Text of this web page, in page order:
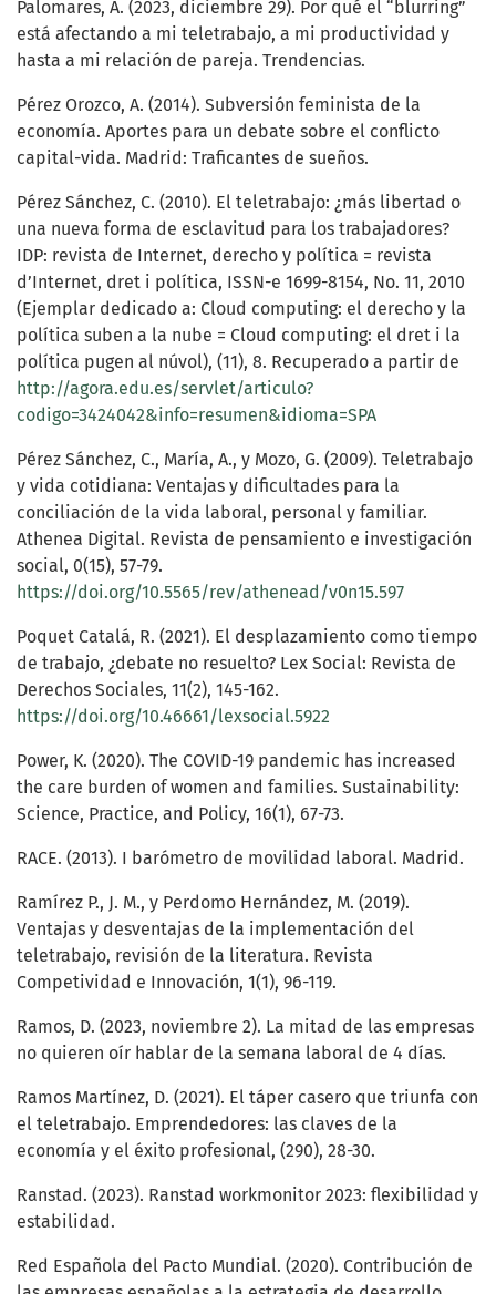
Palomares, A. (2023, diciembre 29). Por qué el “blurring”
está afectando a mi teletrabajo, a mi productividad y
hasta a mi relación de pareja. Trendencias.
Pérez Orozco, A. (2014). Subversión feminista de la
economía. Aportes para un debate sobre el conflicto
capital-vida. Madrid: Traficantes de sueños.
Pérez Sánchez, C. (2010). El teletrabajo: ¿más libertad o
una nueva forma de esclavitud para los trabajadores?
IDP: revista de Internet, derecho y política = revista
d’Internet, dret i política, ISSN-e 1699-8154, No. 11, 2010
(Ejemplar dedicado a: Cloud computing: el derecho y la
política suben a la nube = Cloud computing: el dret i la
política pugen al núvol), (11), 8. Recuperado a partir de
http://agora.edu.es/servlet/articulo?
codigo=3424042&info=resumen&idioma=SPA
Pérez Sánchez, C., María, A., y Mozo, G. (2009). Teletrabajo
y vida cotidiana: Ventajas y dificultades para la
conciliación de la vida laboral, personal y familiar.
Athenea Digital. Revista de pensamiento e investigación
social, 0(15), 57-79.
https://doi.org/10.5565/rev/athenead/v0n15.597
Poquet Catalá, R. (2021). El desplazamiento como tiempo
de trabajo, ¿debate no resuelto? Lex Social: Revista de
Derechos Sociales, 11(2), 145-162.
https://doi.org/10.46661/lexsocial.5922
Power, K. (2020). The COVID-19 pandemic has increased
the care burden of women and families. Sustainability:
Science, Practice, and Policy, 16(1), 67-73.
RACE. (2013). I barómetro de movilidad laboral. Madrid.
Ramírez P., J. M., y Perdomo Hernández, M. (2019).
Ventajas y desventajas de la implementación del
teletrabajo, revisión de la literatura. Revista
Competividad e Innovación, 1(1), 96-119.
Ramos, D. (2023, noviembre 2). La mitad de las empresas
no quieren oír hablar de la semana laboral de 4 días.
Ramos Martínez, D. (2021). El táper casero que triunfa con
el teletrabajo. Emprendedores: las claves de la
economía y el éxito profesional, (290), 28-30.
Ranstad. (2023). Ranstad workmonitor 2023: flexibilidad y
estabilidad.
Red Española del Pacto Mundial. (2020). Contribución de